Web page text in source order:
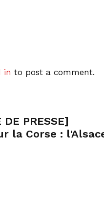
in to post a comment.
PRESSE]
la Corse :